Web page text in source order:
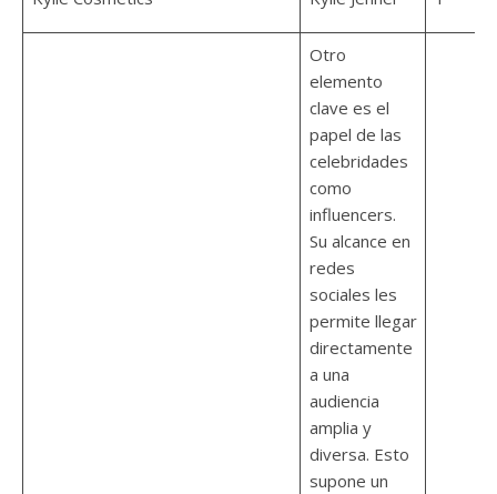
Otro
elemento
clave es el
papel de las
celebridades
como
influencers.
Su alcance en
redes
sociales les
permite llegar
directamente
a una
audiencia
amplia y
diversa. Esto
supone un